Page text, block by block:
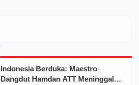
Indonesia Berduka: Maestro
Dangdut Hamdan ATT Meninggal